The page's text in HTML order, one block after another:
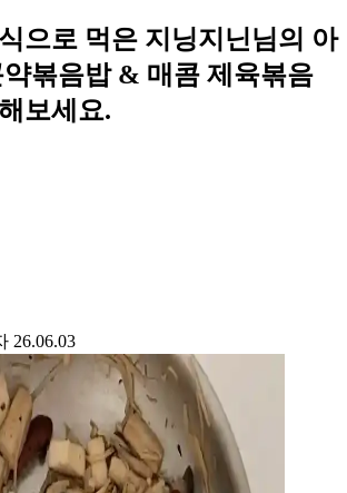
으로 먹은 지닝지닌님의 아
볶음밥 & 매콤 제육볶음
보세요.
26.06.03